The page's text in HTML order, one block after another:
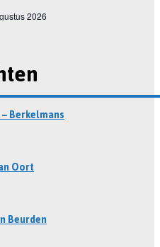
Berkelmans
Oort
Beurden